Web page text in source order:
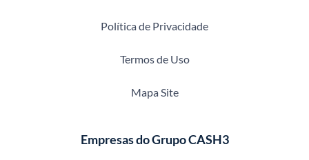
Política de Privacidade
Termos de Uso
Mapa Site
Empresas do Grupo CASH3